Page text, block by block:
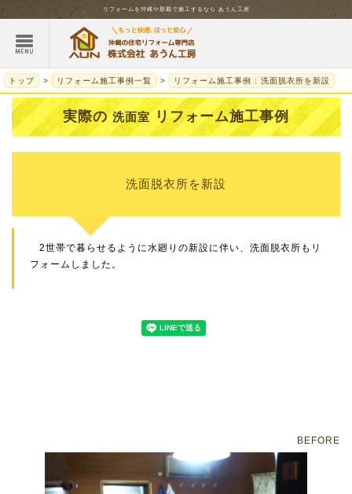
リフォームを 沖縄や那覇で施工するなら あうん工房
トップ リフォーム施工事例一覧 リフォーム施工事例 : 洗面脱衣所を新設
実際の 洗面室リフォーム施工事例
洗面脱衣所を新設
2世帯で暮らせるように水廻りの新設に伴い、洗面脱衣所もリ
フォームしました。